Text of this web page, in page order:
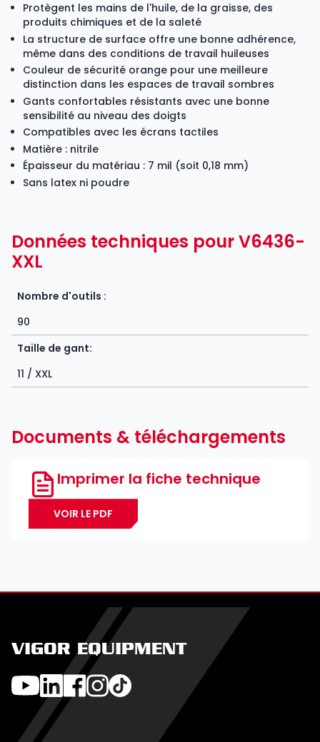
Protègent les mains de l'huile, de la graisse, des
produits chimiques et de la saleté
La structure de surface offre une bonne adhérence,
même dans des conditions de travail huileuses
Couleur de sécurité orange pour une meilleure
distinction dans les espaces de travail sombres
Gants confortables résistants avec une bonne
sensibilité au niveau des doigts
Compatibles avec les écrans tactiles
Matière : nitrile
Épaisseur du matériau : 7 mil (soit 0,18 mm)
Sans latex ni poudre
Données techniques pour V6436-
XXL
Nombre d'outils :
90
Taille de gant:
11 / XXL
Documents & téléchargements
Imprimer la fiche technique
VOIR LE PDF
VIGOR EQUIPMENT